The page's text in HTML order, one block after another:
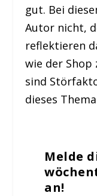
gut. Bei
Autor nicht,
reflektieren
wie der Shop
sind
dieses
Melde
an!